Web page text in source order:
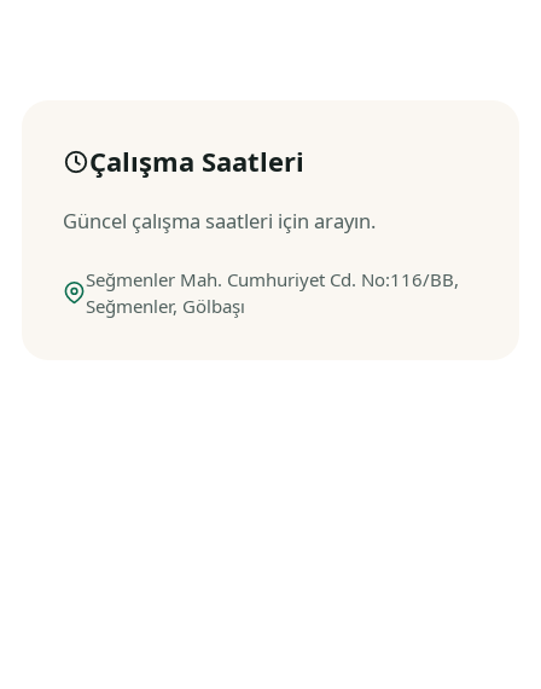
Çalışma Saatleri
Güncel çalışma saatleri için arayın.
Seğmenler Mah. Cumhuriyet Cd. No:116/BB,
Seğmenler, Gölbaşı